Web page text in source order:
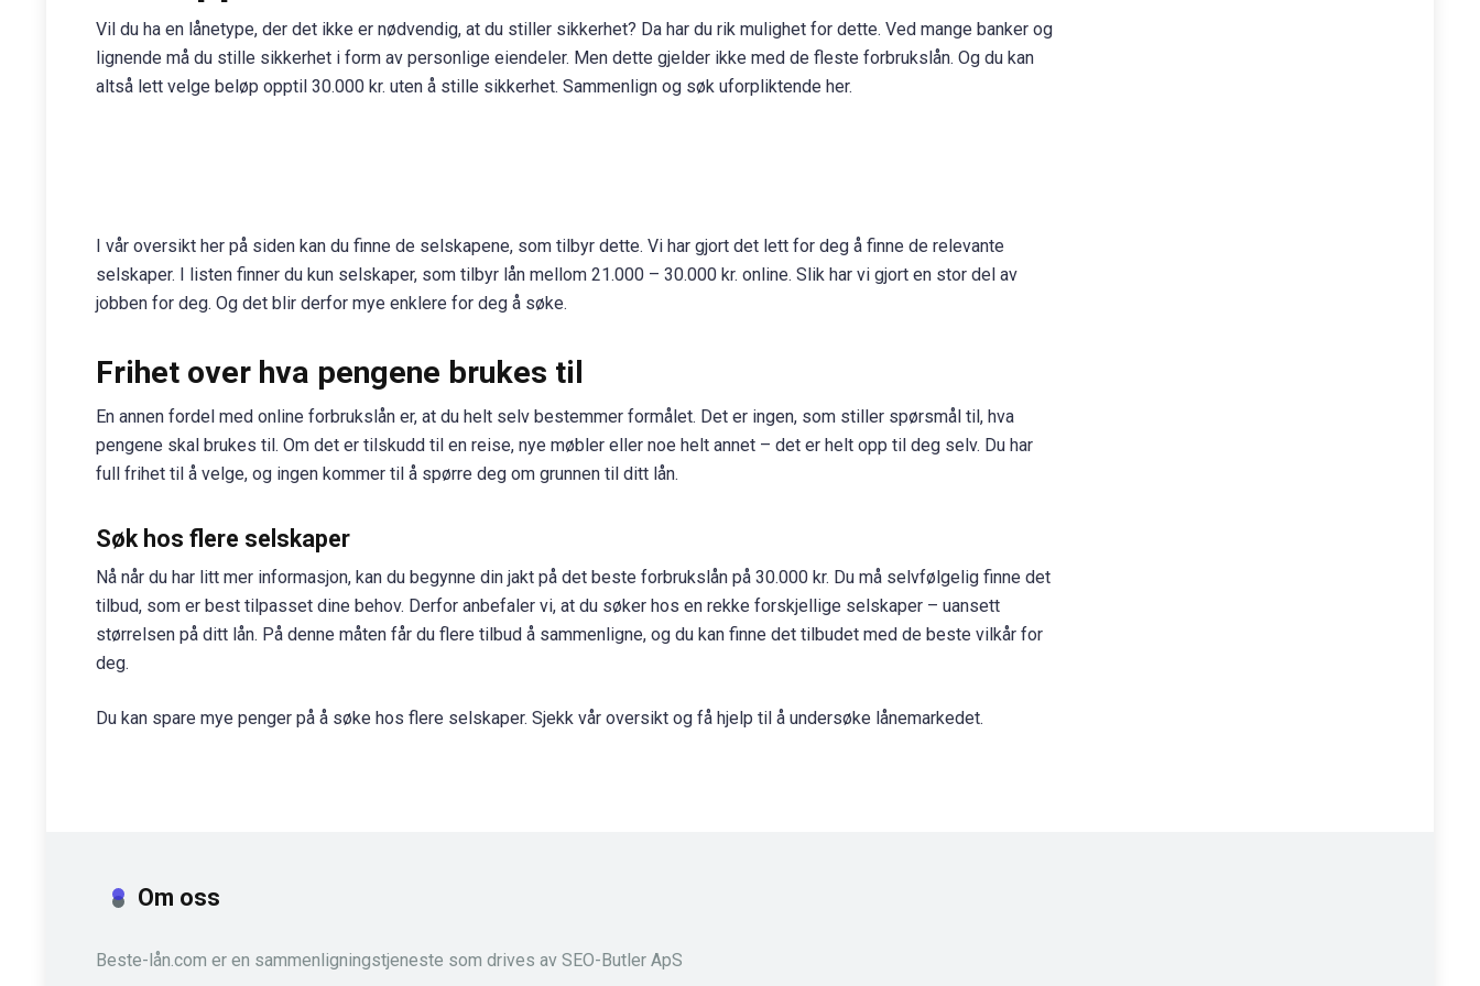
Vil du ha en lånetype, der det ikke er nødvendig, at du stiller sikkerhet? Da har du rik mulighet for dette. Ved mange banker og
lignende må du stille sikkerhet i form av personlige eiendeler. Men dette gjelder ikke med de fleste forbrukslån. Og du kan
altså lett velge beløp opptil 30.000 kr. uten å stille sikkerhet. Sammenlign og søk uforpliktende her.
I vår oversikt her på siden kan du finne de selskapene, som tilbyr dette. Vi har gjort det lett for deg å finne de relevante
selskaper. I listen finner du kun selskaper, som tilbyr lån mellom 21.000 – 30.000 kr. online. Slik har vi gjort en stor del av
jobben for deg. Og det blir derfor mye enklere for deg å søke.
Frihet over hva pengene brukes til
En annen fordel med online forbrukslån er, at du helt selv bestemmer formålet. Det er ingen, som stiller spørsmål til, hva
pengene skal brukes til. Om det er tilskudd til en reise, nye møbler eller noe helt annet – det er helt opp til deg selv. Du har
full frihet til å velge, og ingen kommer til å spørre deg om grunnen til ditt lån.
Søk hos flere selskaper
Nå når du har litt mer informasjon, kan du begynne din jakt på det beste forbrukslån på 30.000 kr. Du må selvfølgelig finne det
tilbud, som er best tilpasset dine behov. Derfor anbefaler vi, at du søker hos en rekke forskjellige selskaper – uansett
størrelsen på ditt lån. På denne måten får du flere tilbud å sammenligne, og du kan finne det tilbudet med de beste vilkår for
deg.
Du kan spare mye penger på å søke hos flere selskaper. Sjekk vår oversikt og få hjelp til å undersøke lånemarkedet.
Om oss
Beste-lån.com er en sammenligningstjeneste som drives av SEO-Butler ApS